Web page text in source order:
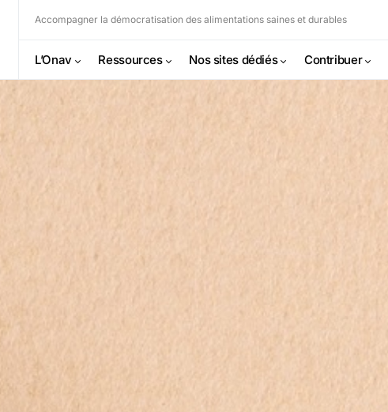
Accompagner la démocratisation des alimentations saines et durables
L’Onav Ressources Nos sites dédiés Contribuer